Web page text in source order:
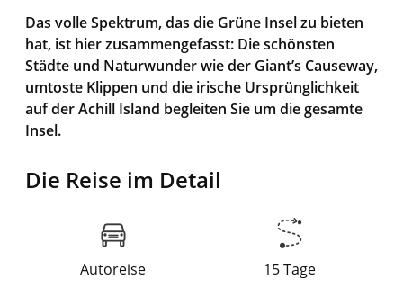
Das volle Spektrum, das die Grüne Insel zu bieten
hat, ist hier zusammengefasst: Die schönsten
Städte und Naturwunder wie der Giant’s Causeway,
umtoste Klippen und die irische Ursprünglichkeit
auf der Achill Island begleiten Sie um die gesamte
Insel.
Die Reise im Detail
Autoreise 15 Tage